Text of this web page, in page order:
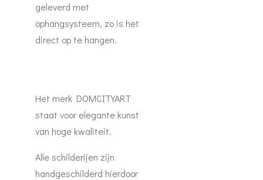
geleverd met
ophangsysteem, zo is het
direct op te hangen.
Het merk DOMCITYART
staat voor elegante kunst
van hoge kwaliteit.
Alle schilderijen zijn
handgeschilderd hierdoor